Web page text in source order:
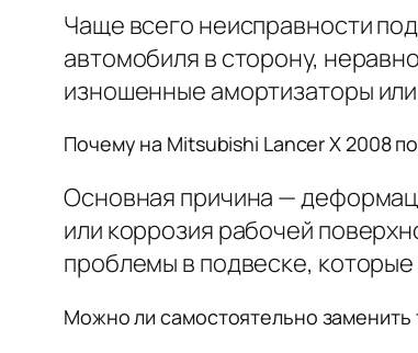
Чаще всего неисправности
автомобиля в сторону,
изношенные амортизаторы
Почему на Mitsubishi Lancer X 2008
Основная причина —
или коррозия рабочей
проблемы в подвеске,
Можно ли самостоятельно